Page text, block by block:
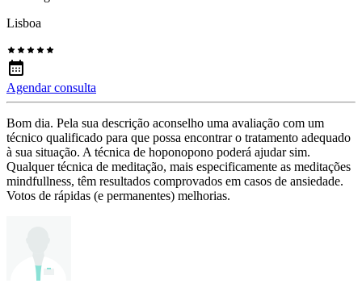
Lisboa
Agendar consulta
Bom dia. Pela sua descrição aconselho uma avaliação com um
técnico qualificado para que possa encontrar o tratamento adequado
à sua situação. A técnica de hoponopono poderá ajudar sim.
Qualquer técnica de meditação, mais especificamente as meditações
mindfullness, têm resultados comprovados em casos de ansiedade.
Votos de rápidas (e permanentes) melhorias.